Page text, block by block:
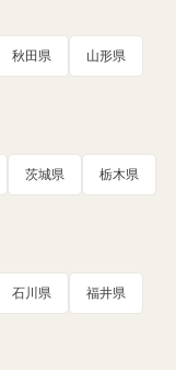
秋田県 山形県
茨城県 栃木県
石川県 福井県